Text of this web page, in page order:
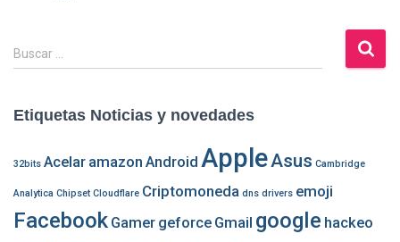
B
u
a
:
Buscar …
Etiquetas Noticias y novedades
32bits Acelar amazon Android AppleAsus Cambridge
Analytica Chipset Cloudflare Criptomoneda dns drivers emoji
Facebook Gamer geforce Gmail google hackeo